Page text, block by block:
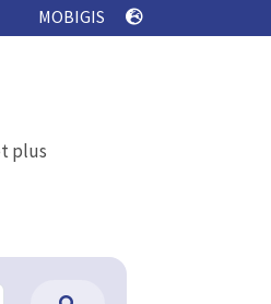
MOBIGIS
plus